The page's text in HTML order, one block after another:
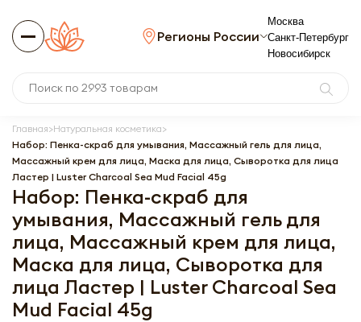
Регионы России
Москва
Санкт-Петербург
Новосибирск
Главная Натуральная косметика
Набор: Пенка-скраб для умывания, Массажный гель для лица,
Массажный крем для лица, Маска для лица, Сыворотка для лица
Ластер | Luster Charcoal Sea Mud Facial 45g
Набор: Пенка-скраб для
умывания, Массажный гель для
лица, Массажный крем для лица,
Маска для лица, Сыворотка для
лица Ластер | Luster Charcoal Sea
Mud Facial 45g